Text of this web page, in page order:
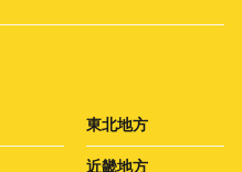
東北地方
近畿地方